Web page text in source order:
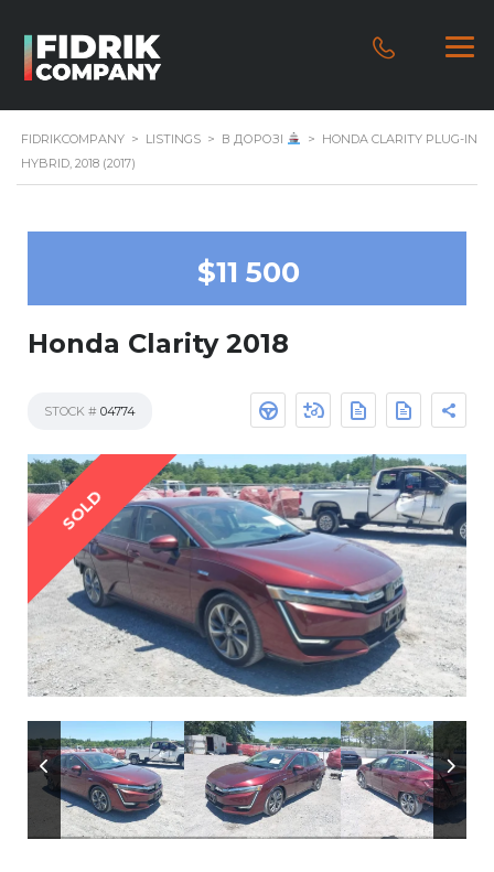
FIDRIKCOMPANY > LISTINGS > В ДОРОЗІ > HONDA CLARITY PLUG-IN
HYBRID, 2018 (2017)
$11 500
Honda Clarity 2018
STOCK # 04774
SOLD